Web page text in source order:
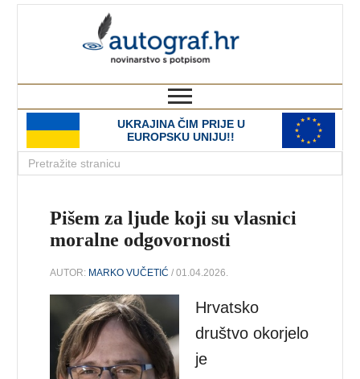
UKRAJINA ČIM PRIJE U
EUROPSKU UNIJU!!
Pišem za ljude koji su vlasnici
moralne odgovornosti
AUTOR: MARKO VUČETIĆ / 01.04.2026.
Hrvatsko
društvo okorjelo
je